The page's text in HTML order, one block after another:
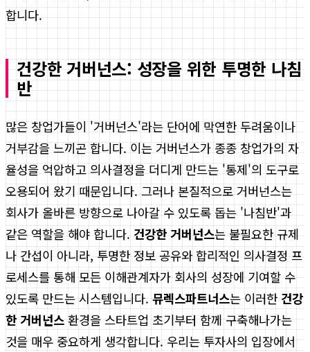
합니다.
건강한 거버넌스: 성장을 위한 투명한 나침
반
많은 창업가들이 '거버넌스'라는 단어에 막연한 두려움이나
거부감을 느끼곤 합니다. 이는 거버넌스가 종종 창업가의 자
율성을 억압하고 의사결정을 더디게 만드는 '통제'의 도구로
오용되어 왔기 때문입니다. 그러나 본질적으로 거버넌스는
회사가 올바른 방향으로 나아갈 수 있도록 돕는 '나침반'과
같은 역할을 해야 합니다. 건강한 거버넌스는 불필요한 규제
나 간섭이 아니라, 투명한 정보 공유와 합리적인 의사결정 프
로세스를 통해 모든 이해관계자가 회사의 성장에 기여할 수
있도록 만드는 시스템입니다. 뮤렉스파트너스는 이러한 건강
한 거버넌스 환경을 스타트업 초기부터 함께 구축해나가는
것을 매우 중요하게 생각합니다. 우리는 투자사의 입장에서